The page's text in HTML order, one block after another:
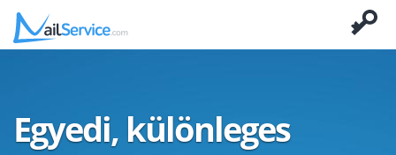
Egyedi, különleges